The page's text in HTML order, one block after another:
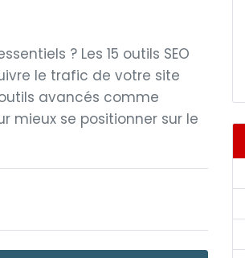
? Les 15 outils SEO
le trafic de votre site
avancés comme
mieux se positionner sur le